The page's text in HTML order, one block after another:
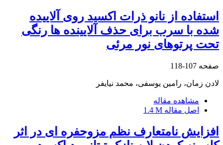
استفاده از نانو ذرات اکسید روی آلاییده
شده با سرب برای حذف آلایینده ها رنگی
تحت پرتوهای نور مرئی
صفحه 107-118
لادن زمان، رامین یوسفی، محمد نیایفر
مشاهده مقاله
اصل مقاله 1.4 M
افزایش نامتعارف نظم مزوحفره ای در اثر